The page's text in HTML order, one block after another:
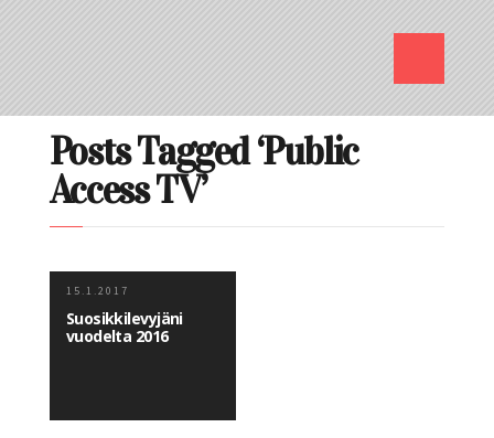
Posts Tagged ‘Public
Access TV’
15.1.2017
Suosikkilevyjäni
vuodelta 2016